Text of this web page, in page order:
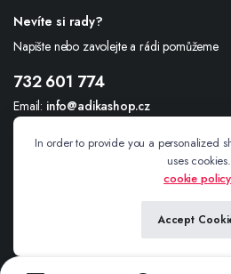
Nevíte si rady?
Napište nebo zavolejte a rádi pomůžeme
732 601 774
Email: info@adikashop.cz
Andrea Šimonová Havlíčkova 234/1
In order to provide you a personalized
uses cookies.
cookie policy
Accept